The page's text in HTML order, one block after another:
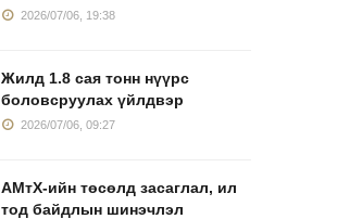
2026/07/06, 19:38
Жилд 1.8 сая тонн нүүрс
боловсруулах үйлдвэр
2026/07/06, 09:27
АМтХ-ийн төсөлд засаглал, ил
тод байдлын шинэчлэл